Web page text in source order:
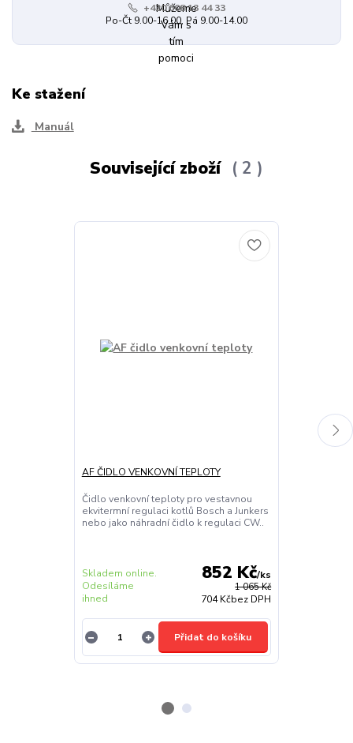
+420 608 13 44 33
Po-Čt 9.00-16.00, Pá 9.00-14.00
Ke stažení
Manuál
Související zboží 2
AF ČIDLO VENKOVNÍ TEPLOTY
Čidlo venkovní teploty pro vestavnou
ekvitermní regulaci kotlů Bosch a Junkers
nebo jako náhradní čidlo k regulaci CW..
1 065 Kč
852 Kč/ks
704 Kčbez DPH
Skladem online.
Odesíláme
ihned
Přidat do košíku